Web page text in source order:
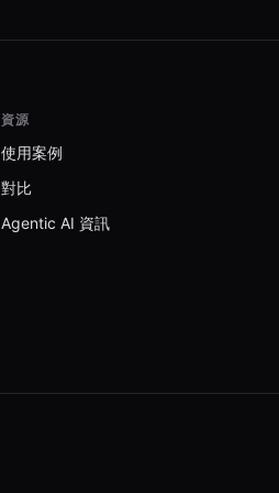
資源
使用案例
對比
Agentic AI 資訊